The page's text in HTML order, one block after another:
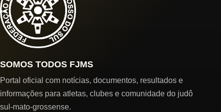
SOMOS TODOS FJMS
Portal oficial com notícias, documentos, resultados e
informações para atletas, clubes e comunidade do judô
sul-mato-grossense.